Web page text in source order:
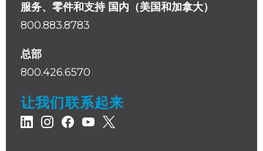
服务、零件和支持 国内（美国和加拿大）
800.883.8783
总部
800.426.6570
让我们联系起来